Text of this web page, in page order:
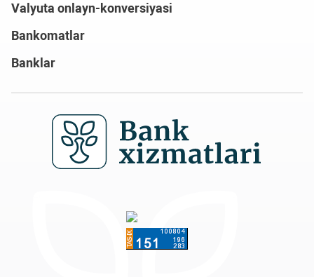
Valyuta onlayn-konversiyasi
Bankomatlar
Banklar